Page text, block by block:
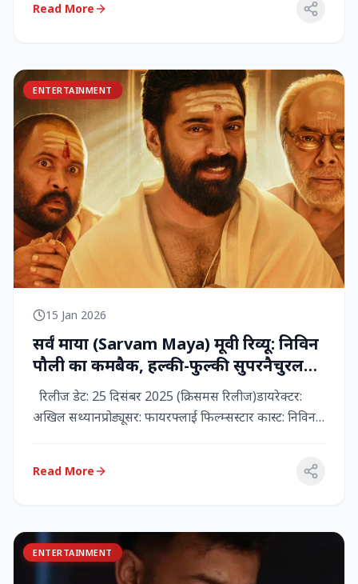
Read More
ENTERTAINMENT
15 Jan 2026
सर्वं माया (Sarvam Maya) मूवी रिव्यू: निविन
पौली का कमबैक, हल्की-फुल्की सुपरनैचुरल
कॉमेडी जो दिल को छू जाती है
रिलीज डेट: 25 दिसंबर 2025 (क्रिसमस रिलीज)डायरेक्टर:
अखिल सथ्यानप्रोड्यूसर: फायरफ्लाई फिल्म्सस्टार कास्ट: निविन
Read More
ENTERTAINMENT